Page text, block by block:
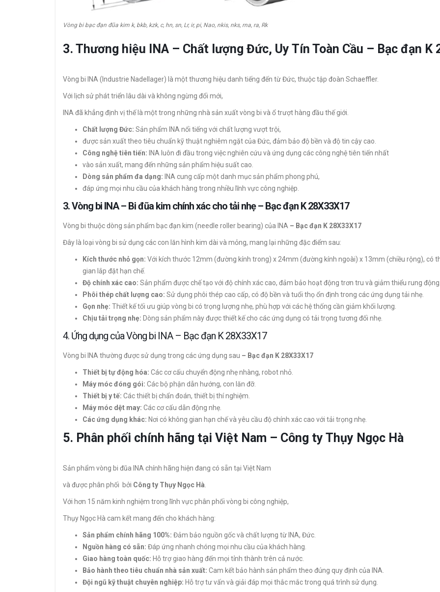
Vòng bi bạc đạn đũa kim k, bkb, kzk, c, hn, sn, Lr, ir, pi, Nao, nkis, nks, rna, ra, Rk
3. Thương hiệu INA – Chất lượng Đức, Uy Tín Toàn Cầu – Bạc đạn K
Vòng bi INA (Industrie Nadellager) là một thương hiệu danh tiếng đến từ Đức, thuộc tập đoàn Schaeffler.
Với lịch sử phát triển lâu dài và không ngừng đổi mới,
INA đã khẳng định vị thế là một trong những nhà sản xuất vòng bi và ổ trượt hàng đầu thế giới.
Chất lượng Đức: Sản phẩm INA nổi tiếng với chất lượng vượt trội,
được sản xuất theo tiêu chuẩn kỹ thuật nghiêm ngặt của Đức, đảm bảo độ bền và độ tin cậy cao.
Công nghệ tiên tiến: INA luôn đi đầu trong việc nghiên cứu và ứng dụng các công nghệ tiên tiến nhất
vào sản xuất, mang đến những sản phẩm hiệu suất cao.
Dòng sản phẩm đa dạng: INA cung cấp một danh mục sản phẩm phong phú,
đáp ứng mọi nhu cầu của khách hàng trong nhiều lĩnh vực công nghiệp.
3. Vòng bi INA – Bi đũa kim chính xác cho tải nhẹ – Bạc đạn K 28X33X17
Vòng bi thuộc dòng sản phẩm bạc đạn kim (needle roller bearing) của INA – Bạc đạn K 28X33X17
Đây là loại vòng bi sử dụng các con lăn hình kim dài và mỏng, mang lại những đặc điểm sau:
Kích thước nhỏ gọn: Với kích thước 12mm (đường kính trong) x 24mm (đường kính ngoài) x 13mm (chiều rộng), có
gian lắp đặt hạn chế.
Độ chính xác cao: Sản phẩm được chế tạo với độ chính xác cao, đảm bảo hoạt động trơn tru và giảm thiểu rung động.
Phôi thép chất lượng cao: Sử dụng phôi thép cao cấp, có độ bền và tuổi thọ ổn định trong các ứng dụng tải nhẹ.
Gọn nhẹ: Thiết kế tối ưu giúp vòng bi có trọng lượng nhẹ, phù hợp với các hệ thống cần giảm khối lượng.
Chịu tải trọng nhẹ: Dòng sản phẩm này được thiết kế cho các ứng dụng có tải trọng tương đối nhẹ.
4. Ứng dụng của Vòng bi INA – Bạc đạn K 28X33X17
Vòng bi INA thường được sử dụng trong các ứng dụng sau – Bạc đạn K 28X33X17
Thiết bị tự động hóa: Các cơ cấu chuyển động nhẹ nhàng, robot nhỏ.
Máy móc đóng gói: Các bộ phận dẫn hướng, con lăn đỡ.
Thiết bị y tế: Các thiết bị chẩn đoán, thiết bị thí nghiệm.
Máy móc dệt may: Các cơ cấu dẫn động nhẹ.
Các ứng dụng khác: Nơi có không gian hạn chế và yêu cầu độ chính xác cao với tải trọng nhẹ.
5. Phân phối chính hãng tại Việt Nam – Công ty Thụy Ngọc Hà
Sản phẩm vòng bi đũa INA chính hãng hiện đang có sẵn tại Việt Nam
và được phân phối bởi Công ty Thụy Ngọc Hà
Với hơn 15 năm kinh nghiệm trong lĩnh vực phân phối vòng bi công nghiệp,
Thụy Ngọc Hà cam kết mang đến cho khách hàng:
Sản phẩm chính hãng 100%: Đảm bảo nguồn gốc và chất lượng từ INA, Đức.
Nguồn hàng có sẵn: Đáp ứng nhanh chóng mọi nhu cầu của khách hàng.
Giao hàng toàn quốc: Hỗ trợ giao hàng đến mọi tỉnh thành trên cả nước.
Bảo hành theo tiêu chuẩn nhà sản xuất: Cam kết bảo hành sản phẩm theo đúng quy định của INA.
Đội ngũ kỹ thuật chuyên nghiệp: Hỗ trợ tư vấn và giải đáp mọi thắc mắc trong quá trình sử dụng.